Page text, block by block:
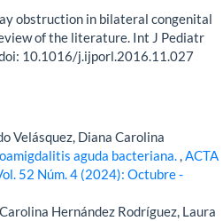
obstruction in bilateral congenital
of the literature. Int J Pediatr
10.1016/j.ijporl.2016.11.027
Velásquez, Diana Carolina
aguda bacteriana.,ACTA
52 Núm. 4 (2024): Octubre -
Hernández Rodríguez, Laura